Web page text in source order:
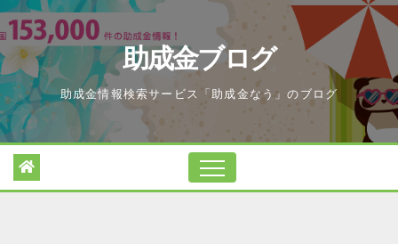
Skip
to
content
助成金ブログ
助成金情報検索サービス「助成金なう」のブログ